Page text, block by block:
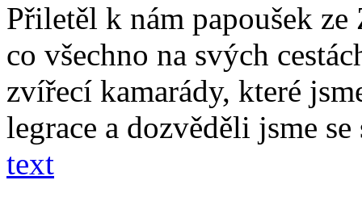
Přiletěl k nám papoušek
co všechno na svých
zvířecí kamarády, které
legrace a dozvěděli jsme
text